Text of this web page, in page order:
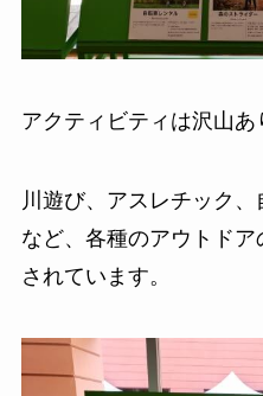
アクティビティは沢山あ
川遊び、アスレチック
など、各種のアウトド
されています。